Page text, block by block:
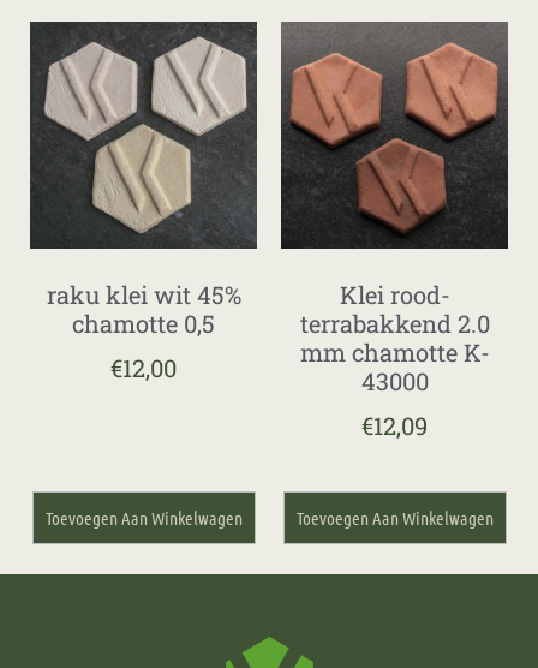
raku klei wit 45%
chamotte 0,5
€12,00
Toevoegen Aan Winkelwagen
Klei rood-
terrabakkend 2.0
mm chamotte K-
43000
€12,09
Toevoegen Aan Winkelwagen